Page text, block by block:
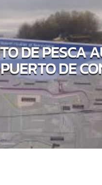
DE PESCA
DE